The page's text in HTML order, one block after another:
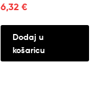
6,32 €
Dodaj u
košaricu